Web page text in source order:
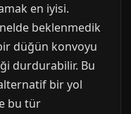
en iyisi.
beklenmedik
düğün konvoyu
durdurabilir. Bu
bir yol
bu tür